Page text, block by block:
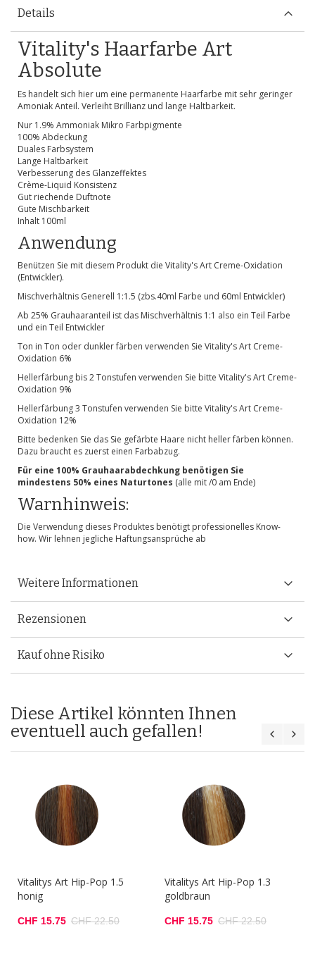
Details
Vitality's Haarfarbe Art
Absolute
Es handelt sich hier um eine permanente Haarfarbe mit sehr geringer
Amoniak Anteil. Verleiht Brillianz und lange Haltbarkeit.
Nur 1.9% Ammoniak Mikro Farbpigmente
100% Abdeckung
Duales Farbsystem
Lange Haltbarkeit
Verbesserung des Glanzeffektes
Crème-Liquid Konsistenz
Gut riechende Duftnote
Gute Mischbarkeit
Inhalt 100ml
Anwendung
Benützen Sie mit diesem Produkt die Vitality's Art Creme-Oxidation
(Entwickler).
Mischverhältnis Generell 1:1.5 (zbs.40ml Farbe und 60ml Entwickler)
Ab 25% Grauhaaranteil ist das Mischverhältnis 1:1 also ein Teil Farbe
und ein Teil Entwickler
Ton in Ton oder dunkler färben verwenden Sie Vitality's Art Creme-
Oxidation 6%
Hellerfärbung bis 2 Tonstufen verwenden Sie bitte Vitality's Art Creme-
Oxidation 9%
Hellerfärbung 3 Tonstufen verwenden Sie bitte Vitality's Art Creme-
Oxidation 12%
Bitte bedenken Sie das Sie gefärbte Haare nicht heller färben können.
Dazu braucht es zuerst einen Farbabzug.
Für eine 100% Grauhaarabdechkung benötigen Sie
mindestens 50% eines Naturtones (alle mit /0 am Ende)
Warnhinweis:
Die Verwendung dieses Produktes benötigt professionelles Know-
how. Wir lehnen jegliche Haftungsansprüche ab
Weitere Informationen
Rezensionen
Kauf ohne Risiko
Diese Artikel könnten Ihnen
eventuell auch gefallen!
Vitalitys Art Hip-Pop 1.5
honig
CHF 15.75 CHF 22.50
Vitalitys Art Hip-Pop 1.3
goldbraun
CHF 15.75 CHF 22.50